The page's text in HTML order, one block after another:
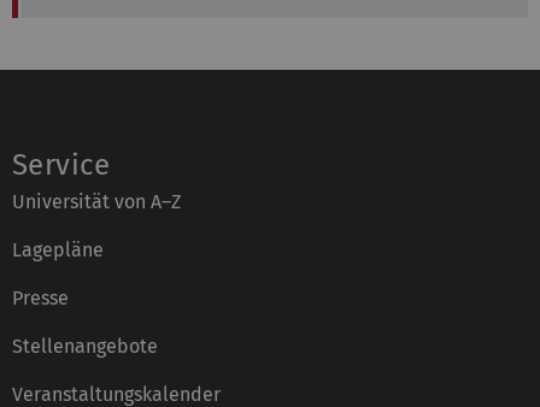
Service
Universität von A–Z
Lagepläne
Presse
Stellenangebote
Veranstaltungskalender